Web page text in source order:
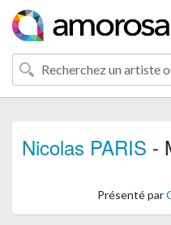
Nicolas PARIS -
Présenté par